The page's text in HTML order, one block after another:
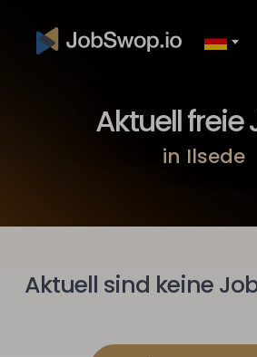
Aktuell freie
in Ilsede
Aktuell sind keine